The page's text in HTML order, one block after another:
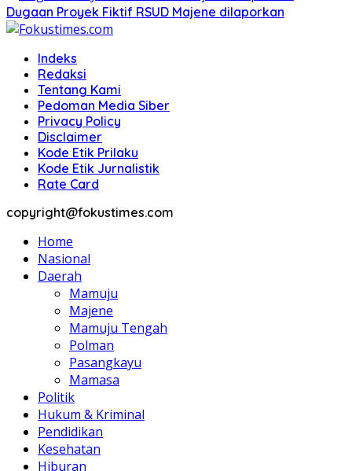
Dugaan Proyek Fiktif RSUD Majene dilaporkan
Indeks
Redaksi
Tentang Kami
Pedoman Media Siber
Privacy Policy
Disclaimer
Kode Etik Prilaku
Kode Etik Jurnalistik
Rate Card
copyright@fokustimes.com
Home
Nasional
Daerah
Mamuju
Majene
Mamuju Tengah
Polman
Pasangkayu
Mamasa
Politik
Hukum & Kriminal
Pendidikan
Kesehatan
Hiburan